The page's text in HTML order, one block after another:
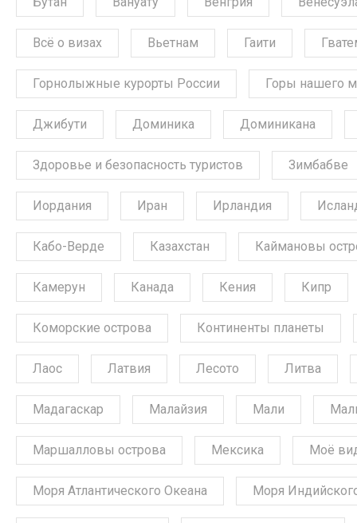
Всё о визах Вьетнам Гаити
Горнолыжные курорты России Горы нашего
Джибути Доминика Доминикана
Здоровье и безопасность туристов Зимбабве
Иордания Иран Ирландия
Кабо-Верде Казахстан Каймановы
Камерун Канада Кения Кипр
Коморские острова Континенты планеты
Лаос Латвия Лесото Литва
Мадагаскар Малайзия Мали
Маршалловы острова Мексика Моё
Моря Атлантического Океана Моря